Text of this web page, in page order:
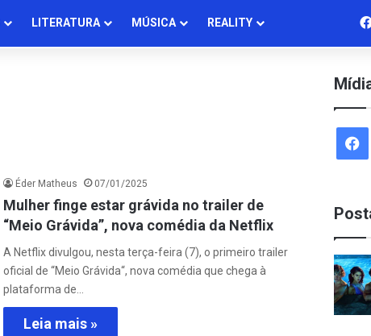
LITERATURA MÚSICA REALITY
Éder Matheus 07/01/2025
Mulher finge estar grávida no trailer de
“Meio Grávida”, nova comédia da Netflix
A Netflix divulgou, nesta terça-feira (7), o primeiro trailer
oficial de “Meio Grávida“, nova comédia que chega à
plataforma de…
Leia mais »